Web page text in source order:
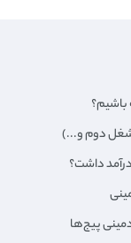
باشیم؟
شغل دوم و...)
داشت؟